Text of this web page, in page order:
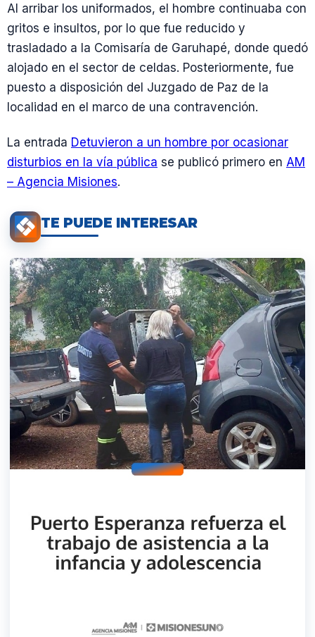
Al arribar los uniformados, el hombre continuaba con
gritos e insultos, por lo que fue reducido y
trasladado a la Comisaría de Garuhapé, donde quedó
alojado en el sector de celdas. Posteriormente, fue
puesto a disposición del Juzgado de Paz de la
localidad en el marco de una contravención.
La entrada Detuvieron a un hombre por ocasionar
disturbios en la vía pública se publicó primero en AM
– Agencia Misiones.
TE PUEDE INTERESAR